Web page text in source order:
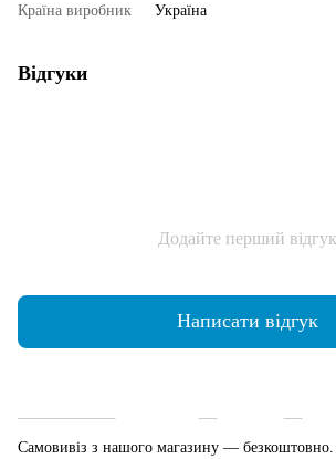
Країна виробник
Україна
Відгуки
Додайте перший відгук
Написати відгук
Самовивіз з нашого магазину — безкоштовно.